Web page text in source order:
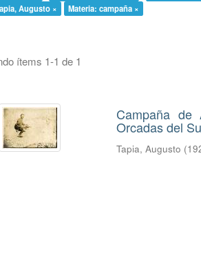
Augusto ×
Materia: campaña ×
ítems 1-1 de 1
Campaña
Orcadas del
Tapia, Augusto (